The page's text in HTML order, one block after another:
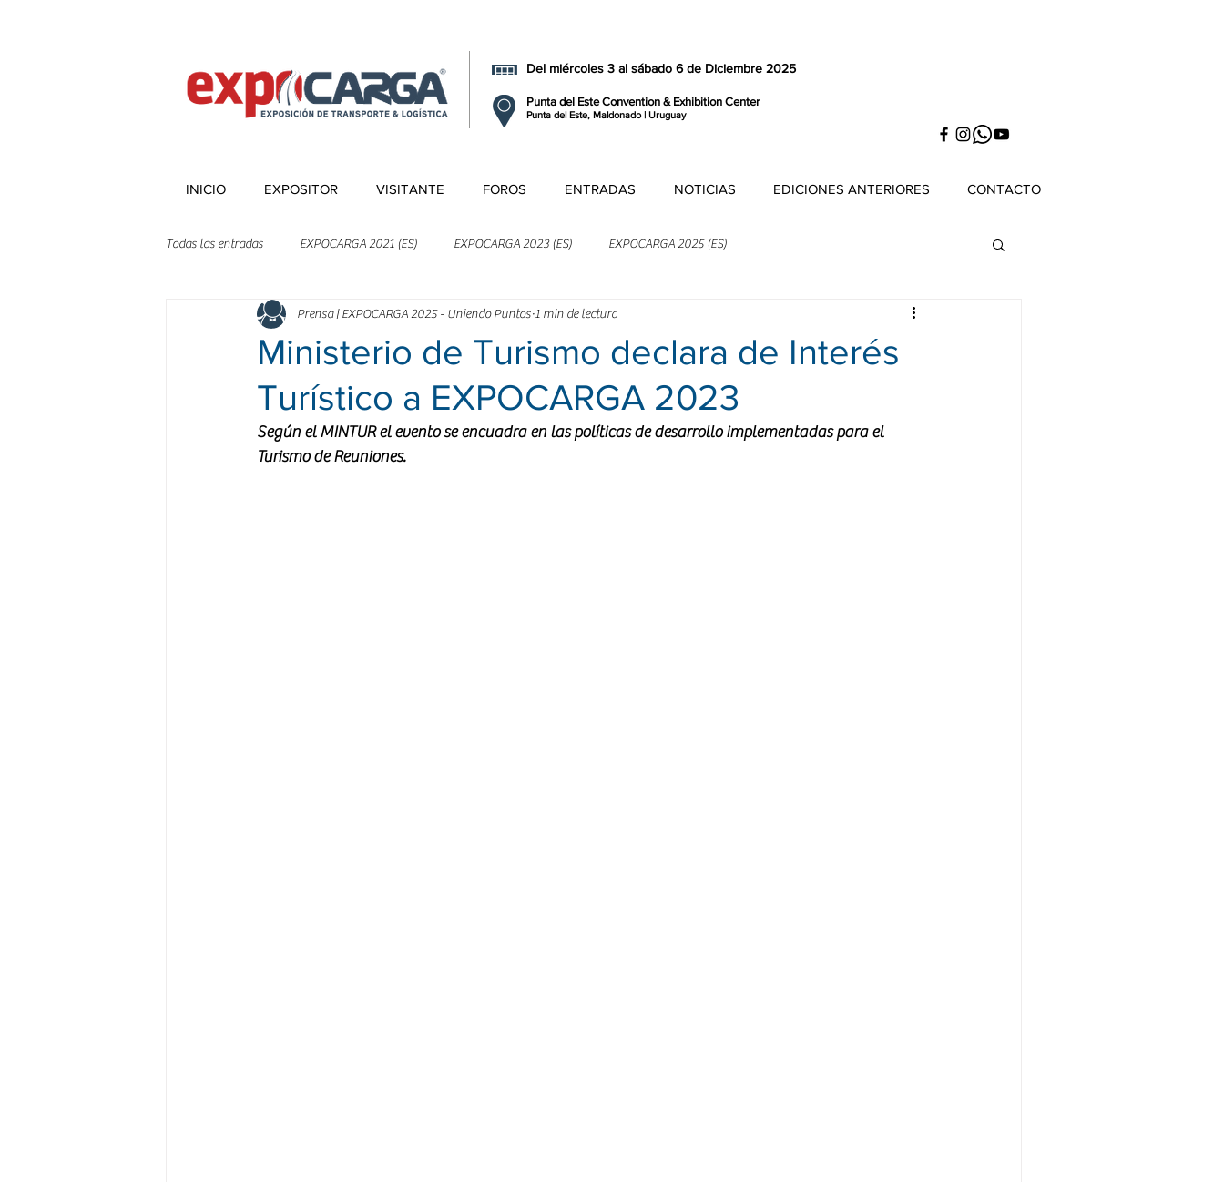
Punta del Este Convention & Exhibition Center
Punta del Este, Maldonado | Uruguay
Del miércoles 3 al sábado 6 de Diciembre 2025
INICIO EXPOSITOR VISITANTE FOROS ENTRADAS NOTICIAS EDICIONES ANTERIORES CONTACTO
Todas las entradas EXPOCARGA 2021 (ES) EXPOCARGA 2023 (ES) EXPOCARGA 2025 (ES)
Ministerio de Turismo declara de Interés
Turístico a EXPOCARGA 2023
Prensa | EXPOCARGA 2025 - Uniendo Puntos 1 min de lectura
Según el MINTUR el evento se encuadra en las políticas de desarrollo implementadas para el
Turismo de Reuniones.